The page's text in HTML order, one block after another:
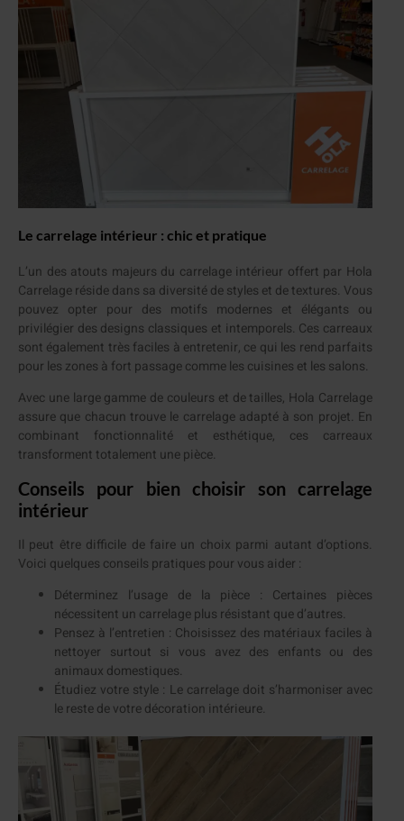
Le carrelage intérieur : chic et pratique
L’un des atouts majeurs du carrelage intérieur offert par Hola
Carrelage réside dans sa diversité de styles et de textures. Vous
pouvez opter pour des motifs modernes et élégants ou
privilégier des designs classiques et intemporels. Ces carreaux
sont également très faciles à entretenir, ce qui les rend parfaits
pour les zones à fort passage comme les cuisines et les salons.
Avec une large gamme de couleurs et de tailles, Hola Carrelage
assure que chacun trouve le carrelage adapté à son projet. En
combinant fonctionnalité et esthétique, ces carreaux
transforment totalement une pièce.
Conseils pour bien choisir son carrelage
intérieur
Il peut être difficile de faire un choix parmi autant d’options.
Voici quelques conseils pratiques pour vous aider :
Déterminez l’usage de la pièce : Certaines pièces
nécessitent un carrelage plus résistant que d’autres.
Pensez à l’entretien : Choisissez des matériaux faciles à
nettoyer surtout si vous avez des enfants ou des
animaux domestiques.
Étudiez votre style : Le carrelage doit s’harmoniser avec
le reste de votre décoration intérieure.